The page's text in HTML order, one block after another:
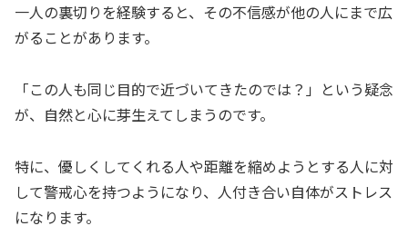
一人の裏切りを経験すると、その不信感が他の人にまで広
がることがあります。
「この人も同じ目的で近づいてきたのでは？」という疑念
が、自然と心に芽生えてしまうのです。
特に、優しくしてくれる人や距離を縮めようとする人に対
して警戒心を持つようになり、人付き合い自体がストレス
になります。